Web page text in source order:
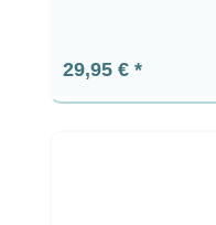
Prix régulier :
29,95 €